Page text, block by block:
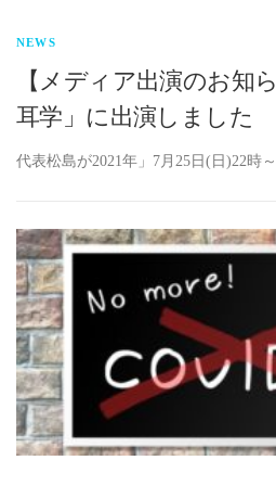
NEWS
【メディア出演のお知
耳学」に出演しました
代表松島が2021年」7月25日(日)22時